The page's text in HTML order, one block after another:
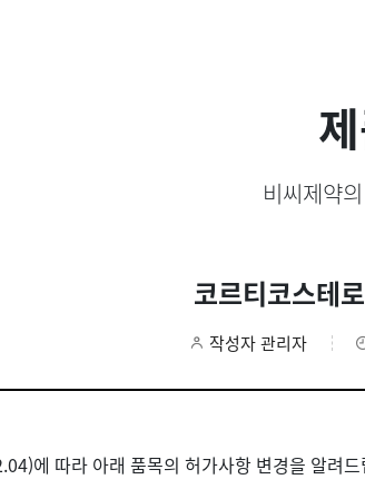
비씨제약
코르티코스테
작성자 관리자
에 따라 아래 품목의 허가사항 변경을 알려